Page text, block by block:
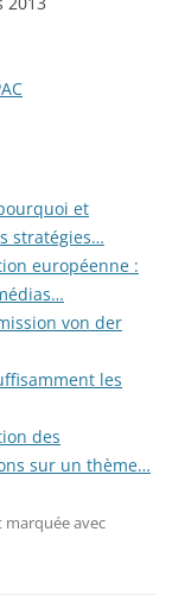
et
stratégies…
européenne :
von der
les
des
sur un thème…
marquée avec